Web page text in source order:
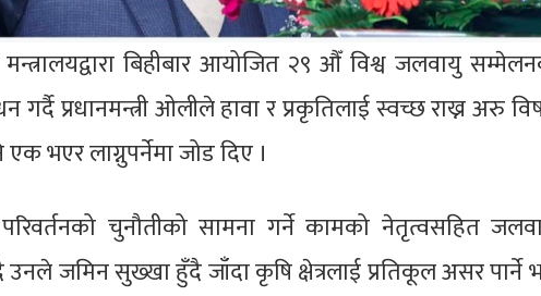
बिहीबार आयोजित २९ औँ विश्व जलवायु
गर्दै प्रधानमन्त्री ओलीले हावा र प्रकृतिलाई स्वच्छ राख्न अरु
भएर लाग्नुपर्नेमा जोड दिए ।
चुनौतीको सामना गर्ने कामको नेतृत्वसहित
उनले जमिन सुख्खा हुँदै जाँदा कृषि क्षेत्रलाई प्रतिकूल असर